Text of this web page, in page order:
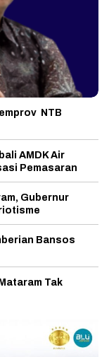
NTB
AMDK Air
Pemasaran
Gubernur
Bansos
Tak